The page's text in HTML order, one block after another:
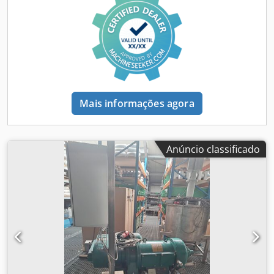
filme de embalagem onde ele deve estar. O anel de
retenção integrado evita a expansão indesejada do filme e
permite o uso otimizado dos sacos de filme. O
Compactador de Filmes BTS é adequado para
praticamente todas as empresas onde há geração de
filmes de embalagem, como em logística, produção,
atacado, e-commerce, artesanato ou indústria. Os sacos de
filme BTS apropriados estão disponíveis em estoque para
entrega imediata. Os sacos de filme cheios podem, em
seguida, ser prensados em fardos com uma prensa
reciclagem. Ao compactar esses materiais recicláveis, você
alcança uma redução de volume de até 90%, reduz os
custos de descarte e retorna o material ao ciclo de
reciclagem. Dados técnicos: Dimensões do compactador:
1000 mm de altura x 450 mm de largura x 420 mm de
profundidade Peso do compactador: 5,5 kg Cor do
compactador: RAL 9006 Prata Volume do saco de filme: 240
litros Peso de enchimento do saco de filme: até 15 kg
Cedpfx Aaodzvhwj Ejrf Vantagens ✔ Coleta fácil de filmes
de embalagem ✔ Locais de trabalho limpos e seguros ✔
Mais informações agora
Anúncio classificado